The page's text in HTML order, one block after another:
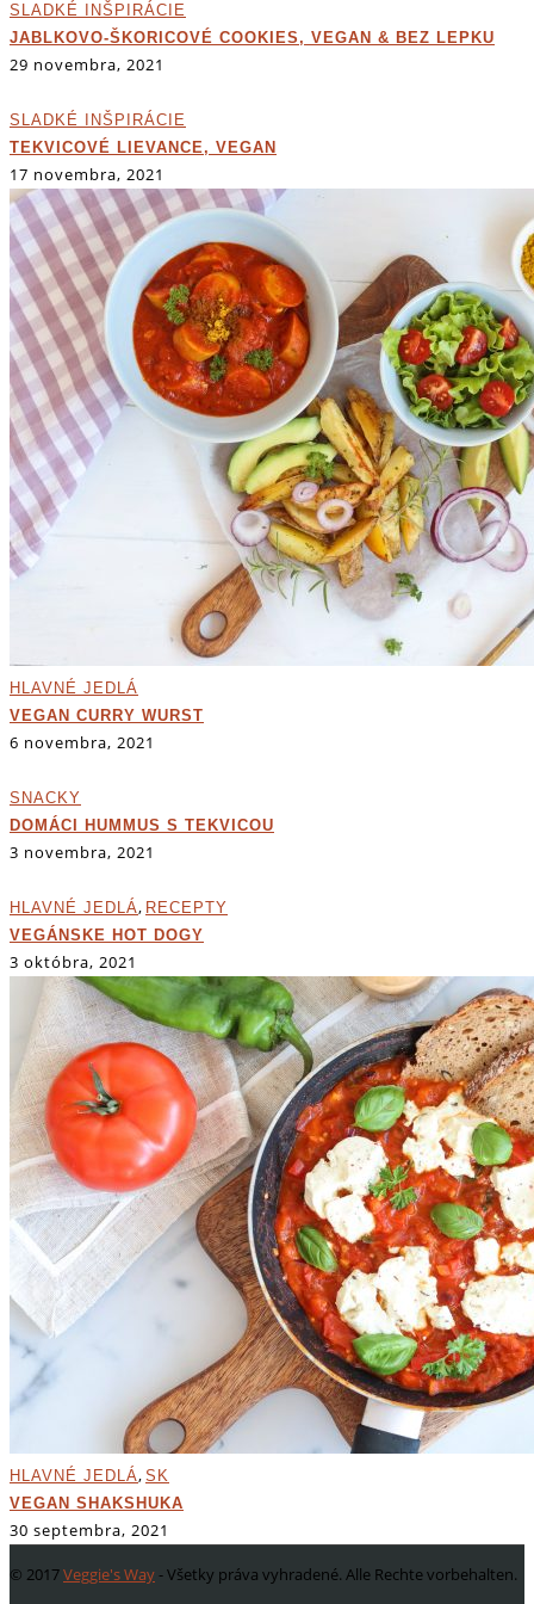
SLADKÉ INŠPIRÁCIE
JABLKOVO-ŠKORICOVÉ COOKIES, VEGAN & BEZ LEPKU
29 novembra, 2021
SLADKÉ INŠPIRÁCIE
TEKVICOVÉ LIEVANCE, VEGAN
17 novembra, 2021
HLAVNÉ JEDLÁ
VEGAN CURRY WURST
6 novembra, 2021
SNACKY
DOMÁCI HUMMUS S TEKVICOU
3 novembra, 2021
HLAVNÉ JEDLÁ, RECEPTY
VEGÁNSKE HOT DOGY
3 októbra, 2021
HLAVNÉ JEDLÁ, SK
VEGAN SHAKSHUKA
30 septembra, 2021
© 2017Veggie's Way - Všetky práva vyhradené. Alle Rechte vorbehalten.